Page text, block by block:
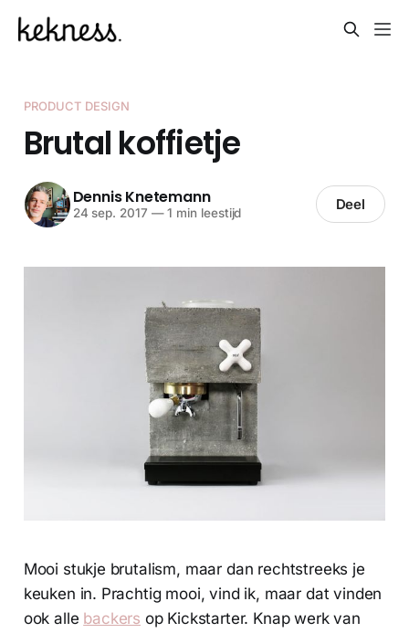
PRODUCT DESIGN
Brutal koffietje
Dennis Knetemann
24 sep. 2017 —1 min leestijd Deel
Mooi stukje brutalism, maar dan rechtstreeks je
keuken in. Prachtig mooi, vind ik, maar dat vinden
ook alle backers op Kickstarter. Knap werk van